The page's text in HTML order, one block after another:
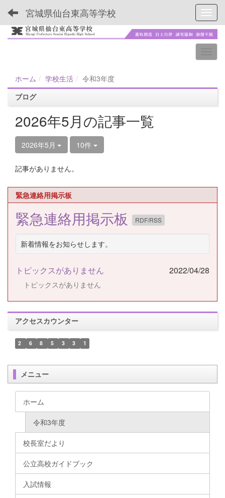
宮城県仙台東高等学校
ホーム 学校生活
令和3年度
ブログ
2026年5月の記事一覧
2026年5月 10件
記事がありません。
緊急連絡用掲示板
緊急連絡用掲示板 RDF/RSS
新着情報をお知らせします。
トピックスがありません 2022/04/28
トピックスがありません
アクセスカウンター
2 6 8 5 3 3 1
メニュー
ホーム
令和3年度
校長室だより
公立高校ガイドブック
入試情報